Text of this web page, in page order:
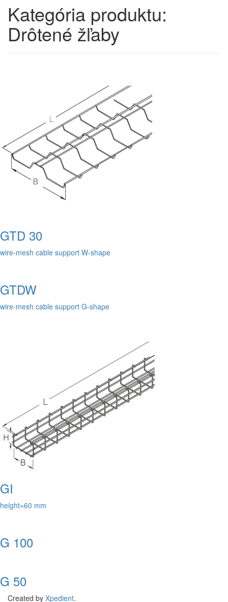
Kategória produktu:
Drôtené žľaby
GTD 30
wire-mesh cable support W-shape
GTDW
wire-mesh cable support G-shape
GI
height=60 mm
G 100
G 50
Created by Xpedient.